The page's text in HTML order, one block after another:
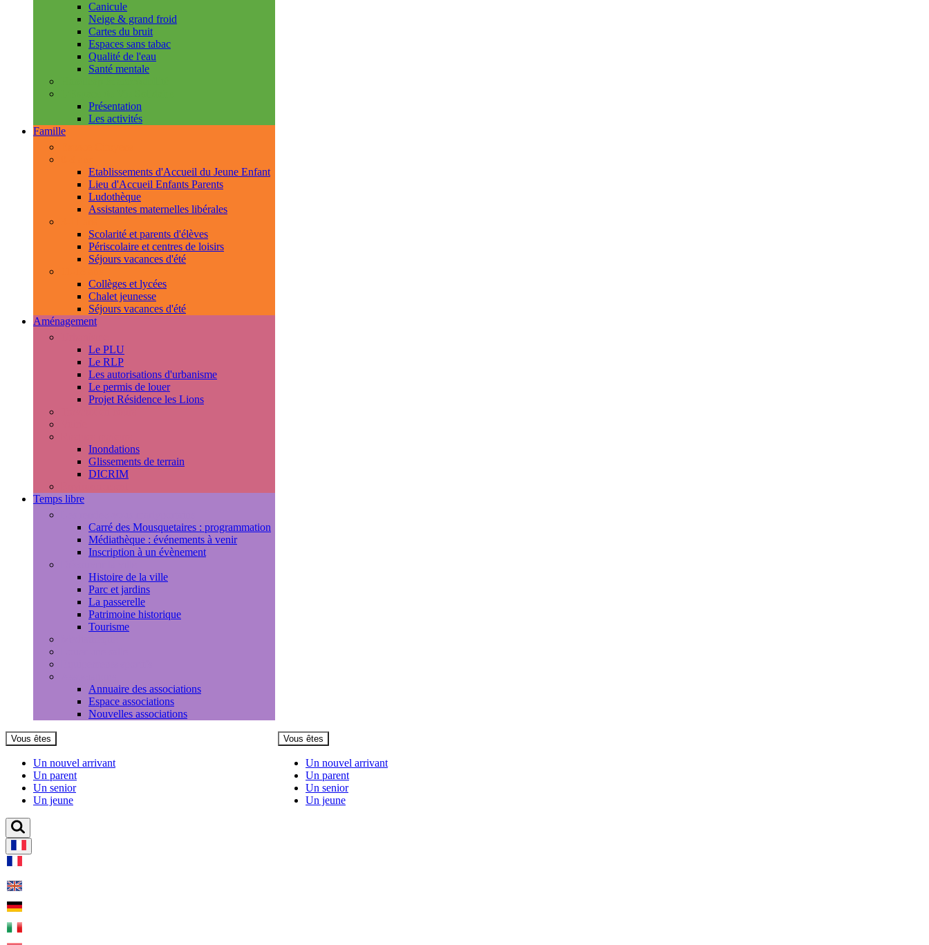
Canicule
Neige & grand froid
Cartes du bruit
Espaces sans tabac
Qualité de l'eau
Santé mentale
Présentation
Les activités
Famille
Etablissements d'Accueil du Jeune Enfant
Lieu d'Accueil Enfants Parents
Ludothèque
Assistantes maternelles libérales
Scolarité et parents d'élèves
Périscolaire et centres de loisirs
Séjours vacances d'été
Collèges et lycées
Chalet jeunesse
Séjours vacances d'été
Aménagement
Le PLU
Le RLP
Les autorisations d'urbanisme
Le permis de louer
Projet Résidence les Lions
Inondations
Glissements de terrain
DICRIM
Temps libre
Carré des Mousquetaires : programmation
Médiathèque : événements à venir
Inscription à un évènement
Histoire de la ville
Parc et jardins
La passerelle
Patrimoine historique
Tourisme
Annuaire des associations
Espace associations
Nouvelles associations
Vous êtes
Un nouvel arrivant
Un parent
Un senior
Un jeune
Vous êtes
Un nouvel arrivant
Un parent
Un senior
Un jeune